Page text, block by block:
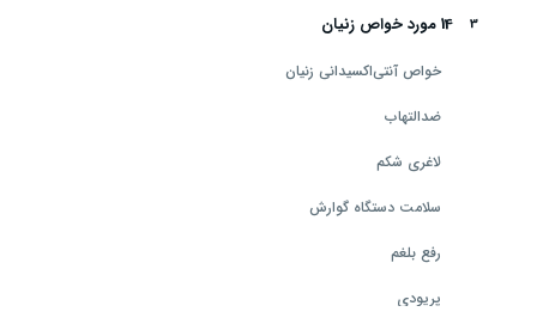
14 مورد خواص زنیان
خواص آنتی‌اکسیدانی زنیان
ضدالتهاب
لاغری شکم
سلامت دستگاه گوارش
رفع بلغم
پریودی